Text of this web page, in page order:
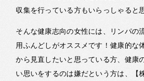
収集を行っている方もいらっしゃると
そんな健康志向の女性には、リンパの
用ふんどしがオススメです！健康的な
から見直したいと思っている方、健康
い思いをするのは嫌だという方は、【